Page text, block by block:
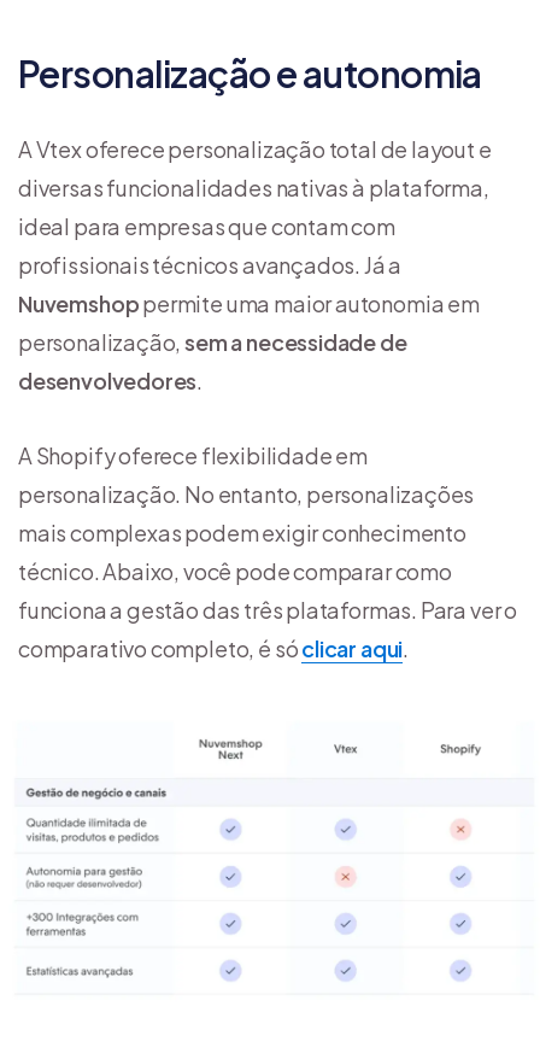
Personalização e autonomia
A Vtex oferece personalização total de layout e
diversas funcionalidades nativas à plataforma,
ideal para empresas que contam com
profissionais técnicos avançados. Já a
Nuvemshoppermite uma maior autonomia em
personalização,sem a necessidade de
desenvolvedores
A Shopify oferece flexibilidade em
personalização. No entanto, personalizações
mais complexas podem exigir conhecimento
técnico. Abaixo, você pode comparar como
funciona a gestão das três plataformas. Para ver o
comparativo completo, é sóclicar aqui